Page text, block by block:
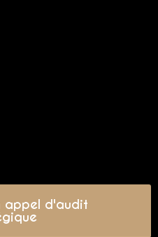
appel d'audit